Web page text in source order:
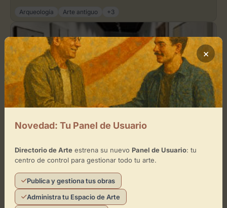
Arqueología Arte antiguo +3
Museo
Museo del Realismo Español Contemporáneo
×
Novedad: Tu Panel de Usuario
Directorio de Arteestrena su nuevo Panel de Usuario: tu
centro de control para gestionar todo tu arte.
Publica y gestiona tus obras
Administra tu Espacio de Arte